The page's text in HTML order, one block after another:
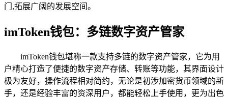
门,拓展广阔的发展空间。
imToken钱包：多链数字资产管家
imToken钱包堪称一款支持多链的数字资产管家，它为用
户精心打造了便捷的数字资产存储、转账等功能，其界面设计
极为友好，操作流程相对简约，无论是初涉加密货币领域的新
手，还是经验丰富的资深用户，都能轻松上手使用，更为出色